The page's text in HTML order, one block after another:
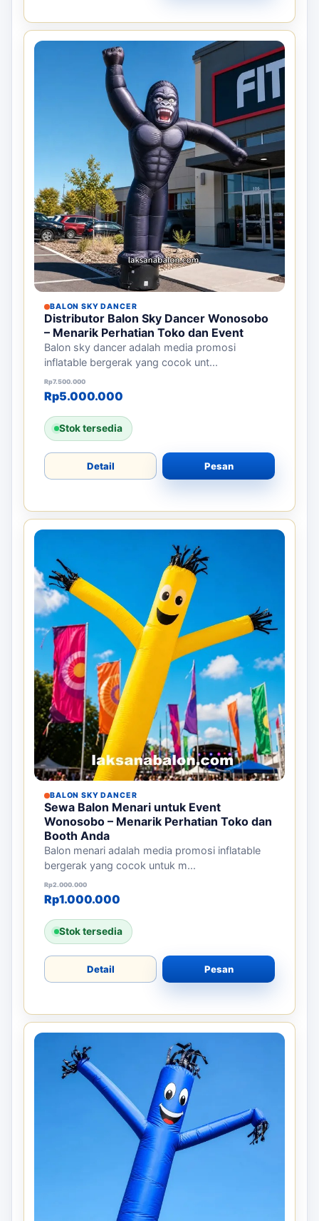
BALON SKY DANCER
Distributor Balon Sky Dancer Wonosobo
– Menarik Perhatian Toko dan Event
Balon sky dancer adalah media promosi
inflatable bergerak yang cocok unt...
Rp7.500.000
Harga aslinya adalah: Rp7.500.000.
Rp5.000.000
Harga saat ini adalah: Rp5.000.000.
Stok tersedia
Detail Pesan
BALON SKY DANCER
Sewa Balon Menari untuk Event
Wonosobo – Menarik Perhatian Toko dan
Booth Anda
Balon menari adalah media promosi inflatable
bergerak yang cocok untuk m...
Rp2.000.000
Harga aslinya adalah: Rp2.000.000.
Rp1.000.000
Harga saat ini adalah: Rp1.000.000.
Stok tersedia
Detail Pesan